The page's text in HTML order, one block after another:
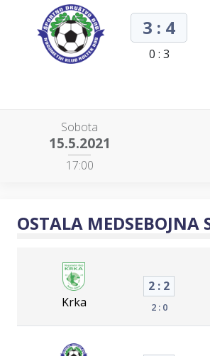
3 : 4
0 : 3
Sobota
15.5.2021
17:00
OSTALA MEDSEBOJNA
Krka
2 : 2
2 : 0